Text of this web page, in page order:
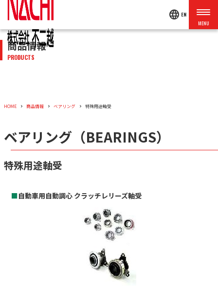
language EN
商品情報
PRODUCTS
HOME 商品情報 ベアリング 特殊用途軸受
ベアリング（BEARINGS）
特殊用途軸受
■自動車用自動調心 クラッチレリーズ軸受